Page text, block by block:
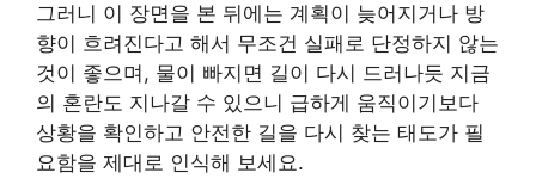
그러니 이 장면을 본 뒤에는 계획이 늦어지거나 방
향이 흐려진다고 해서 무조건 실패로 단정하지 않는
것이 좋으며, 물이 빠지면 길이 다시 드러나듯 지금
의 혼란도 지나갈 수 있으니 급하게 움직이기보다
상황을 확인하고 안전한 길을 다시 찾는 태도가 필
요함을 제대로 인식해 보세요.